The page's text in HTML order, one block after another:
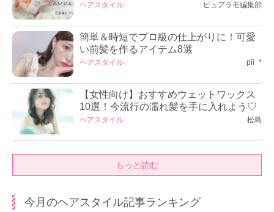
ヘアスタイル ピュアラモ編集部
簡単＆時短でプロ級の仕上がりに！可愛
い前髪を作るアイテム8選
ヘアスタイル pii_*
【女性向け】おすすめウェットワックス
10選！今流行の濡れ髪を手に入れよう♡
ヘアスタイル 松島
もっと読む
今月のヘアスタイル記事ランキング